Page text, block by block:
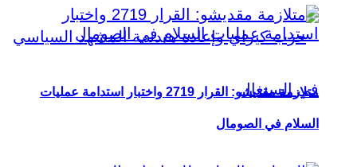
متلازمة مقديشو: القرار 2719 واختبار استدامة عمليات
السلام في الصومال